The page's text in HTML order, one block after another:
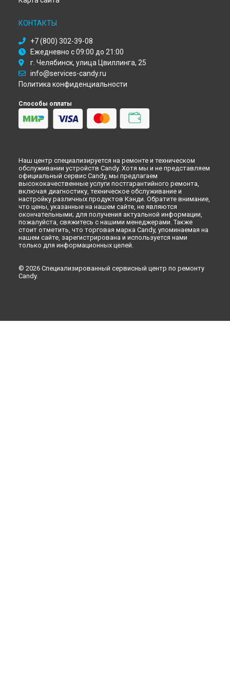
Ремонт кухонной плиты CVM 5621 KW Candy в
Ремонт кухонной плиты CVM 5621 KW Candy в
Ремонт кухонной плиты CVM 5621 KW Candy в
Ремонт кухонной плиты CVM 5621 KW Candy в
Челнах
Ремонт кухонной плиты CVM 5621 KW Candy в
КОНТАКТЫ
+7 (800) 302-39-08
Ежедневно с 09:00 до 21:00
г. Челябинск, улица Цвиллинга, 25
info@services-candy.ru
Политика конфиденциальности
Способы оплаты
Наш центр специализируется на ремонте и техническом
обслуживании устройств Candy. Хотя мы и не представляем
официальный сервис Candy, мы предлагаем
высококачественные услуги постгарантийного ремонта,
включая диагностику, техническое обслуживание и
настройку различных продуктов Кэнди. Обратите внимание,
что цены, указанные на нашем сайте, не являются
окончательными; для получения актуальной информации,
пожалуйста, свяжитесь с нашими менеджерами. Также
стоит отметить, что торговая марка Candy, упоминаемая на
нашем сайте, зарегистрирована и используется нами
только для информационных целей.
© 2026 Специализированный сервисный центр по ремонту
Candy.